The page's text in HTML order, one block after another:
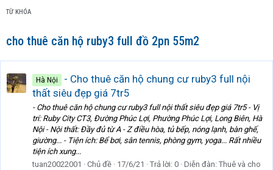
TỪ KHÓA
cho thuê căn hộ ruby3 full đồ 2pn 55m2
Hà Nội
- Cho thuê căn hộ chung cư ruby3 full nội
thất siêu đẹp giá 7tr5
- Cho thuê căn hộ chung cư ruby3 full nội thất siêu đẹp giá 7tr5 - Vị
trí: Ruby City CT3, Đường Phúc Lợi, Phường Phúc Lợi, Long Biên, Hà
Nội - Nội thất: Đầy đủ từ A - Z điều hòa, tủ bếp, nóng lạnh, bàn ghế,
giường... - Tiện ích: Bể bơi, sân tennis, phòng gym, yoga... Rất nhiều
tiện ích xung...
tuan20022001
Chủ đề 17/6/21 Trả lời: 0 Diễn đàn: Thuê và cho